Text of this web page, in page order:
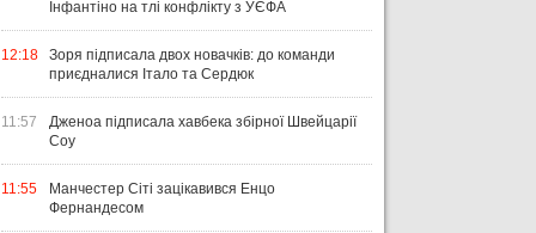
Інфантіно на тлі конфлікту з УЄФА
12:18
Зоря підписала двох новачків: до команди
приєдналися Італо та Сердюк
11:57
Дженоа підписала хавбека збірної Швейцарії
Соу
11:55
Манчестер Сіті зацікавився Енцо
Фернандесом